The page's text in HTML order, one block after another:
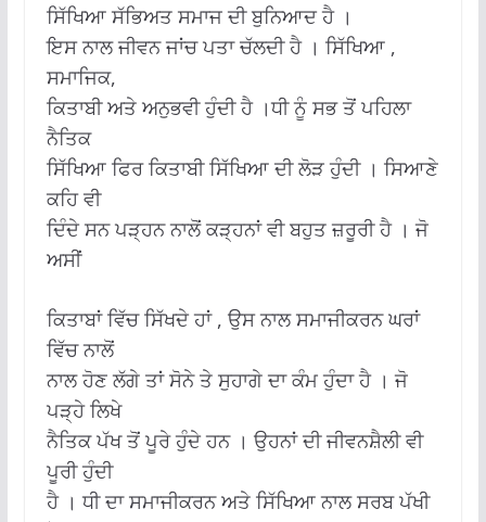
ਸਿੱਖਿਆ ਸੱਭਿਅਤ ਸਮਾਜ ਦੀ ਬੁਨਿਆਦ ਹੈ ।
ਇਸ ਨਾਲ ਜੀਵਨ ਜਾਂਚ ਪਤਾ ਚੱਲਦੀ ਹੈ । ਸਿੱਖਿਆ ,
ਸਮਾਜਿਕ,
ਕਿਤਾਬੀ ਅਤੇ ਅਨੁਭਵੀ ਹੁੰਦੀ ਹੈ ।ਧੀ ਨੂੰ ਸਭ ਤੋਂ ਪਹਿਲਾ
ਨੈਤਿਕ
ਸਿੱਖਿਆ ਫਿਰ ਕਿਤਾਬੀ ਸਿੱਖਿਆ ਦੀ ਲੋੜ ਹੁੰਦੀ । ਸਿਆਣੇ
ਕਹਿ ਵੀ
ਦਿੰਦੇ ਸਨ ਪੜ੍ਹਨ ਨਾਲੋਂ ਕੜ੍ਹਨਾਂ ਵੀ ਬਹੁਤ ਜ਼ਰੂਰੀ ਹੈ । ਜੋ
ਅਸੀਂ
ਕਿਤਾਬਾਂ ਵਿੱਚ ਸਿੱਖਦੇ ਹਾਂ , ਉਸ ਨਾਲ ਸਮਾਜੀਕਰਨ ਘਰਾਂ
ਵਿੱਚ ਨਾਲੋਂ
ਨਾਲ ਹੋਣ ਲੱਗੇ ਤਾਂ ਸੋਨੇ ਤੇ ਸੁਹਾਗੇ ਦਾ ਕੰਮ ਹੁੰਦਾ ਹੈ । ਜੋ
ਪੜ੍ਹੇ ਲਿਖੇ
ਨੈਤਿਕ ਪੱਖ ਤੋਂ ਪੂਰੇ ਹੁੰਦੇ ਹਨ । ਉਹਨਾਂ ਦੀ ਜੀਵਨਸ਼ੈਲੀ ਵੀ
ਪੂਰੀ ਹੁੰਦੀ
ਹੈ । ਧੀ ਦਾ ਸਮਾਜੀਕਰਨ ਅਤੇ ਸਿੱਖਿਆ ਨਾਲ ਸਰਬ ਪੱਖੀ